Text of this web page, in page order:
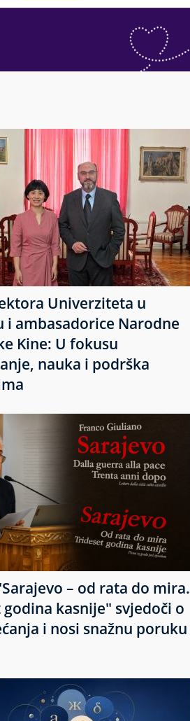
Univerziteta u
i ambasadorice Narodne
Kine: U fokusu
nauka i podrška
– od rata do mira.
kasnije" svjedoči o
i nosi snažnu poruku